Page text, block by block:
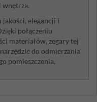
wnętrza.
elegancji i
połączeniu
materiałów, zegary tej
do odmierzania
pomieszczenia.